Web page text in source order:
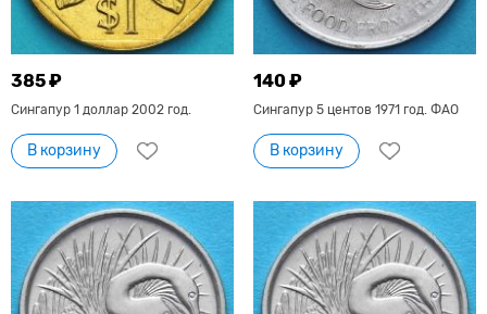
385 ₽
Сингапур 1 доллар 2002 год.
В корзину
140 ₽
Сингапур 5 центов 1971 год. ФАО
В корзину